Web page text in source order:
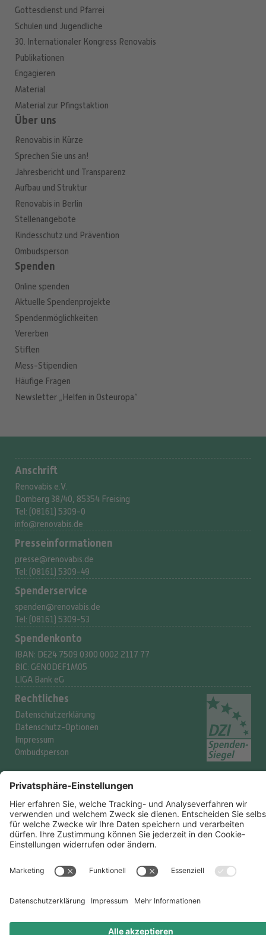
Gottesdienst und Pfarrei
Schulen und Jugendliche
30. Internationaler Kongress Renovabis
Publikationen
Engagieren
Material
Material zur Pfingstaktion
Über uns
Renovabis in Kürze
Sprechen Sie uns an!
Jahresbericht und Transparenz
Aufbau und Struktur
Renovabis in Berlin
Stellenangebote
Kindesschutz und Prävention
Ombudsperson
Spenden
Online spenden
Aktuelle Spendenprojekte
Spendenmöglichkeiten
Vererben
Stiften
Mess-Stipendien
Häufige Fragen
Newsletter „Helfen in Osteuropa“
Anschrift
Renovabis e.V.
Domberg 38/40, 85354 Freising
Tel: (08161) 5309-0
info@renovabis.de
Presse­informationen
presse@renovabis.de
Tel: (08161) 5309-49
Spenderservice
spenden@renovabis.de
Tel: (08161) 5309-53
Spendenkonto
IBAN: DE24 7509 0300 0002 2117 77
BIC: GENODEF1M05
LIGA Bank eG
Rechtliches
Datenschutzerklärung
Datenschutz-Optionen
Impressum
Ombudsperson